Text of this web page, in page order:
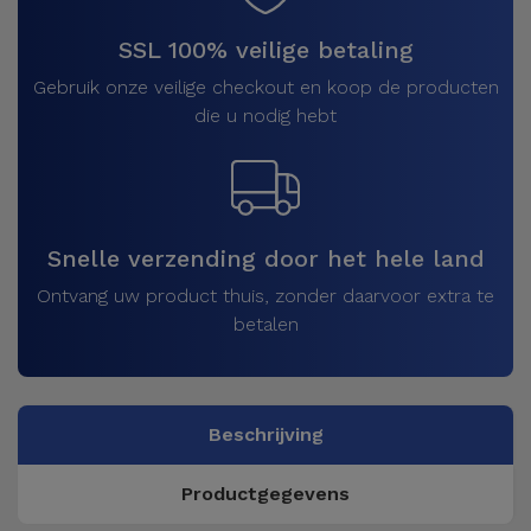
SSL 100% veilige betaling
Gebruik onze veilige checkout en koop de producten
die u nodig hebt
Snelle verzending door het hele land
Ontvang uw product thuis, zonder daarvoor extra te
betalen
Beschrijving
Productgegevens